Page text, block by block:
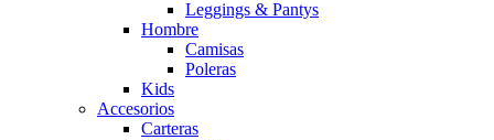
Leggings & Pantys
Hombre
Camisas
Poleras
Kids
Accesorios
Carteras